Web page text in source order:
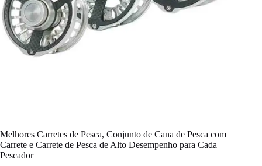
Melhores Carretes de Pesca, Conjunto de Cana de Pesca com
Carrete e Carrete de Pesca de Alto Desempenho para Cada
Pescador